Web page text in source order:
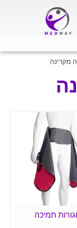
מקרינה
תמיכה